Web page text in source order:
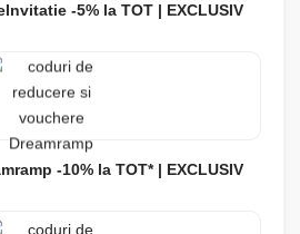
-5% la TOT | EXCLUSIV
-10% la TOT* | EXCLUSIV